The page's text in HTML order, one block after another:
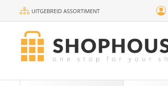
UITGEBREID ASSORTIMENT